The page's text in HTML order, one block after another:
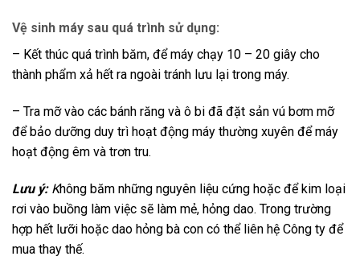
Vệ sinh máy sau quá trình sử dụng:
– Kết thúc quá trình băm, để máy chạy 10 – 20 giây cho
thành phẩm xả hết ra ngoài tránh lưu lại trong máy.
– Tra mỡ vào các bánh răng và ô bi đã đặt sản vú bơm mỡ
để bảo dưỡng duy trì hoạt động máy thường xuyên để máy
hoạt động êm và trơn tru.
Lưu ý: Không băm những nguyên liệu cứng hoặc để kim loại
rơi vào buồng làm việc sẽ làm mẻ, hỏng dao. Trong trường
hợp hết lưỡi hoặc dao hỏng bà con có thể liên hệ Công ty để
mua thay thế.